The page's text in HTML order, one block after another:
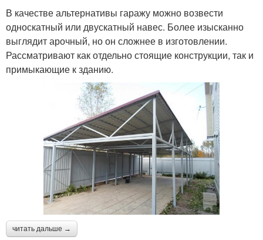
В качестве альтернативы гаражу можно возвести
односкатный или двускатный навес. Более изысканно
выглядит арочный, но он сложнее в изготовлении.
Рассматривают как отдельно стоящие конструкции, так и
примыкающие к зданию.
читать дальше →